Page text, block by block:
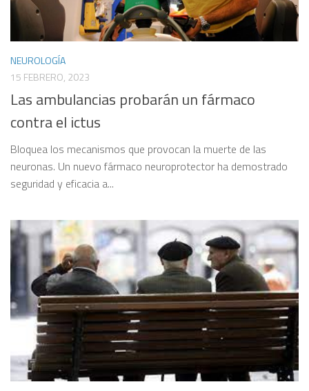
NEUROLOGÍA
15 FEBRERO, 2023
Las ambulancias probarán un fármaco
contra el ictus
Bloquea los mecanismos que provocan la muerte de las
neuronas. Un nuevo fármaco neuroprotector ha demostrado
seguridad y eficacia a...